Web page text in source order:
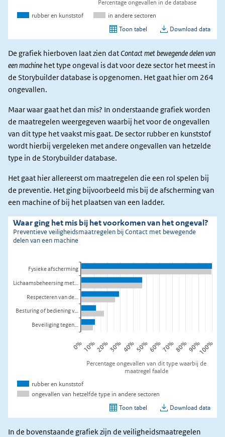
De grafiek hierboven laat zien dat Contact met bewegende delen van
een machine het type ongeval is dat voor deze sector het meest in
de Storybuilder database is opgenomen. Het gaat hier om 264
ongevallen.
Maar waar gaat het dan mis? In onderstaande grafiek worden
de maatregelen weergegeven waarbij het voor de ongevallen
van dit type het vaakst mis gaat. De sector rubber en kunststof
wordt hierbij vergeleken met andere ongevallen van hetzelde
type in de Storybuilder database.
Het gaat hier allereerst om maatregelen die een rol spelen bij
de preventie. Het ging bijvoorbeeld mis bij de afscherming van
een machine of bij het plaatsen van een ladder.
In de bovenstaande grafiek zijn de veiligheidsmaatregelen